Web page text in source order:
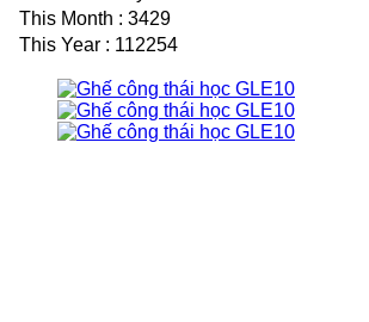
This Month : 3429
This Year : 112254